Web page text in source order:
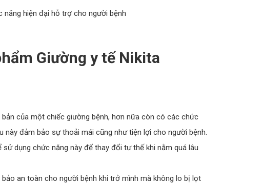
năng hiện đại hỗ trợ cho người bệnh
Giường y tế Nikita
của một chiếc giường bệnh, hơn nữa còn có các chức
đảm bảo sự thoải mái cũng như tiện lợi cho người bệnh.
dụng chức năng này để thay đổi tư thế khi nằm quá lâu
an toàn cho người bệnh khi trở mình mà không lo bị lọt